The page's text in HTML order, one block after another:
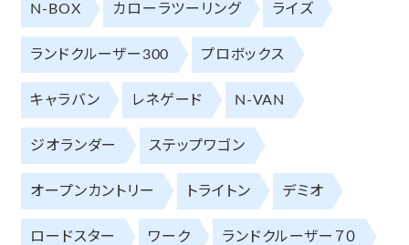
N-BOX カローラツーリング ライズ
ランドクルーザー300 プロボックス
キャラバン レネゲード N-VAN
ジオランダー ステップワゴン
オープンカントリー トライトン デミオ
ロードスター ワーク ランドクルーザー７０